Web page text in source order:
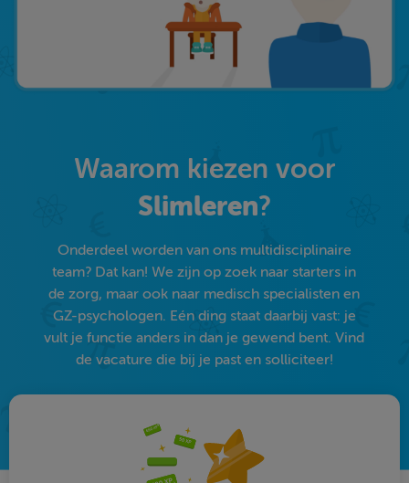
Waarom kiezen voor
Slimleren?
Onderdeel worden van ons multidisciplinaire
team? Dat kan! We zijn op zoek naar starters in
de zorg, maar ook naar medisch specialisten en
GZ-psychologen. Eén ding staat daarbij vast: je
vult je functie anders in dan je gewend bent. Vind
de vacature die bij je past en solliciteer!